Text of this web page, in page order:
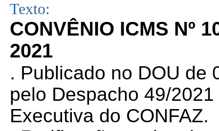
Texto:
CONVÊNIO ICMS Nº
2021
. Publicado no DOU de
pelo Despacho 49/
Executiva do CONFAZ.